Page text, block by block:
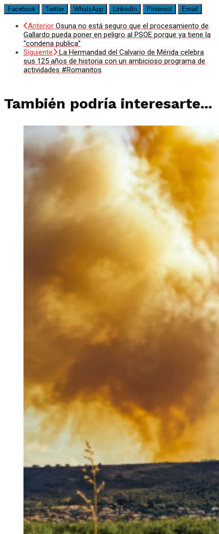
Facebook Twitter WhatsApp LinkedIn Pinterest Email
Anterior Osuna no está seguro que el procesamiento de
Gallardo pueda poner en peligro al PSOE porque ya tiene la
“condena publica”
Siguiente
La Hermandad del Calvario de Mérida celebra
sus 125 años de historia con un ambicioso programa de
actividades #Romanitos
También podría interesarte...